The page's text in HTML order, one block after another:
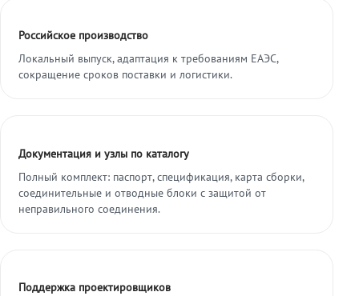
Российское производство
Локальный выпуск, адаптация к требованиям ЕАЭС,
сокращение сроков поставки и логистики.
Документация и узлы по каталогу
Полный комплект: паспорт, спецификация, карта сборки,
соединительные и отводные блоки с защитой от
неправильного соединения.
Поддержка проектировщиков